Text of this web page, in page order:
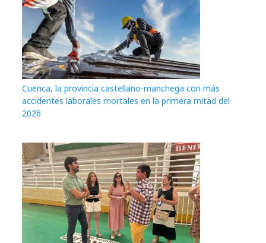
Cuenca, la provincia castellano-manchega con más
accidentes laborales mortales en la primera mitad del
2026